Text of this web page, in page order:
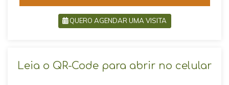
QUERO AGENDAR UMA VISITA
Leia o QR-Code para abrir no celular